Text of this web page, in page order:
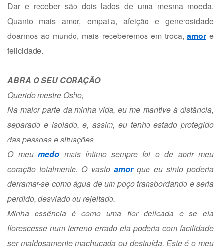
Dar e receber são dois lados de uma mesma moeda.
Quanto mais amor, empatia, afeição e generosidade
doarmos ao mundo, mais receberemos em troca, amore
felicidade.
ABRA O SEU CORAÇÃO
Querido mestre Osho,
Na maior parte da minha vida, eu me mantive à distância,
separado e isolado, e, assim, eu tenho estado protegido
das pessoas e situações.
O meu medo mais íntimo sempre foi o de abrir meu
coração totalmente. O vasto amorque eu sinto poderia
derramar-se como água de um poço transbordando e seria
perdido, desviado ou rejeitado.
Minha essência é como uma flor delicada e se ela
florescesse num terreno errado ela poderia com facilidade
ser maldosamente machucada ou destruída. Este é o meu